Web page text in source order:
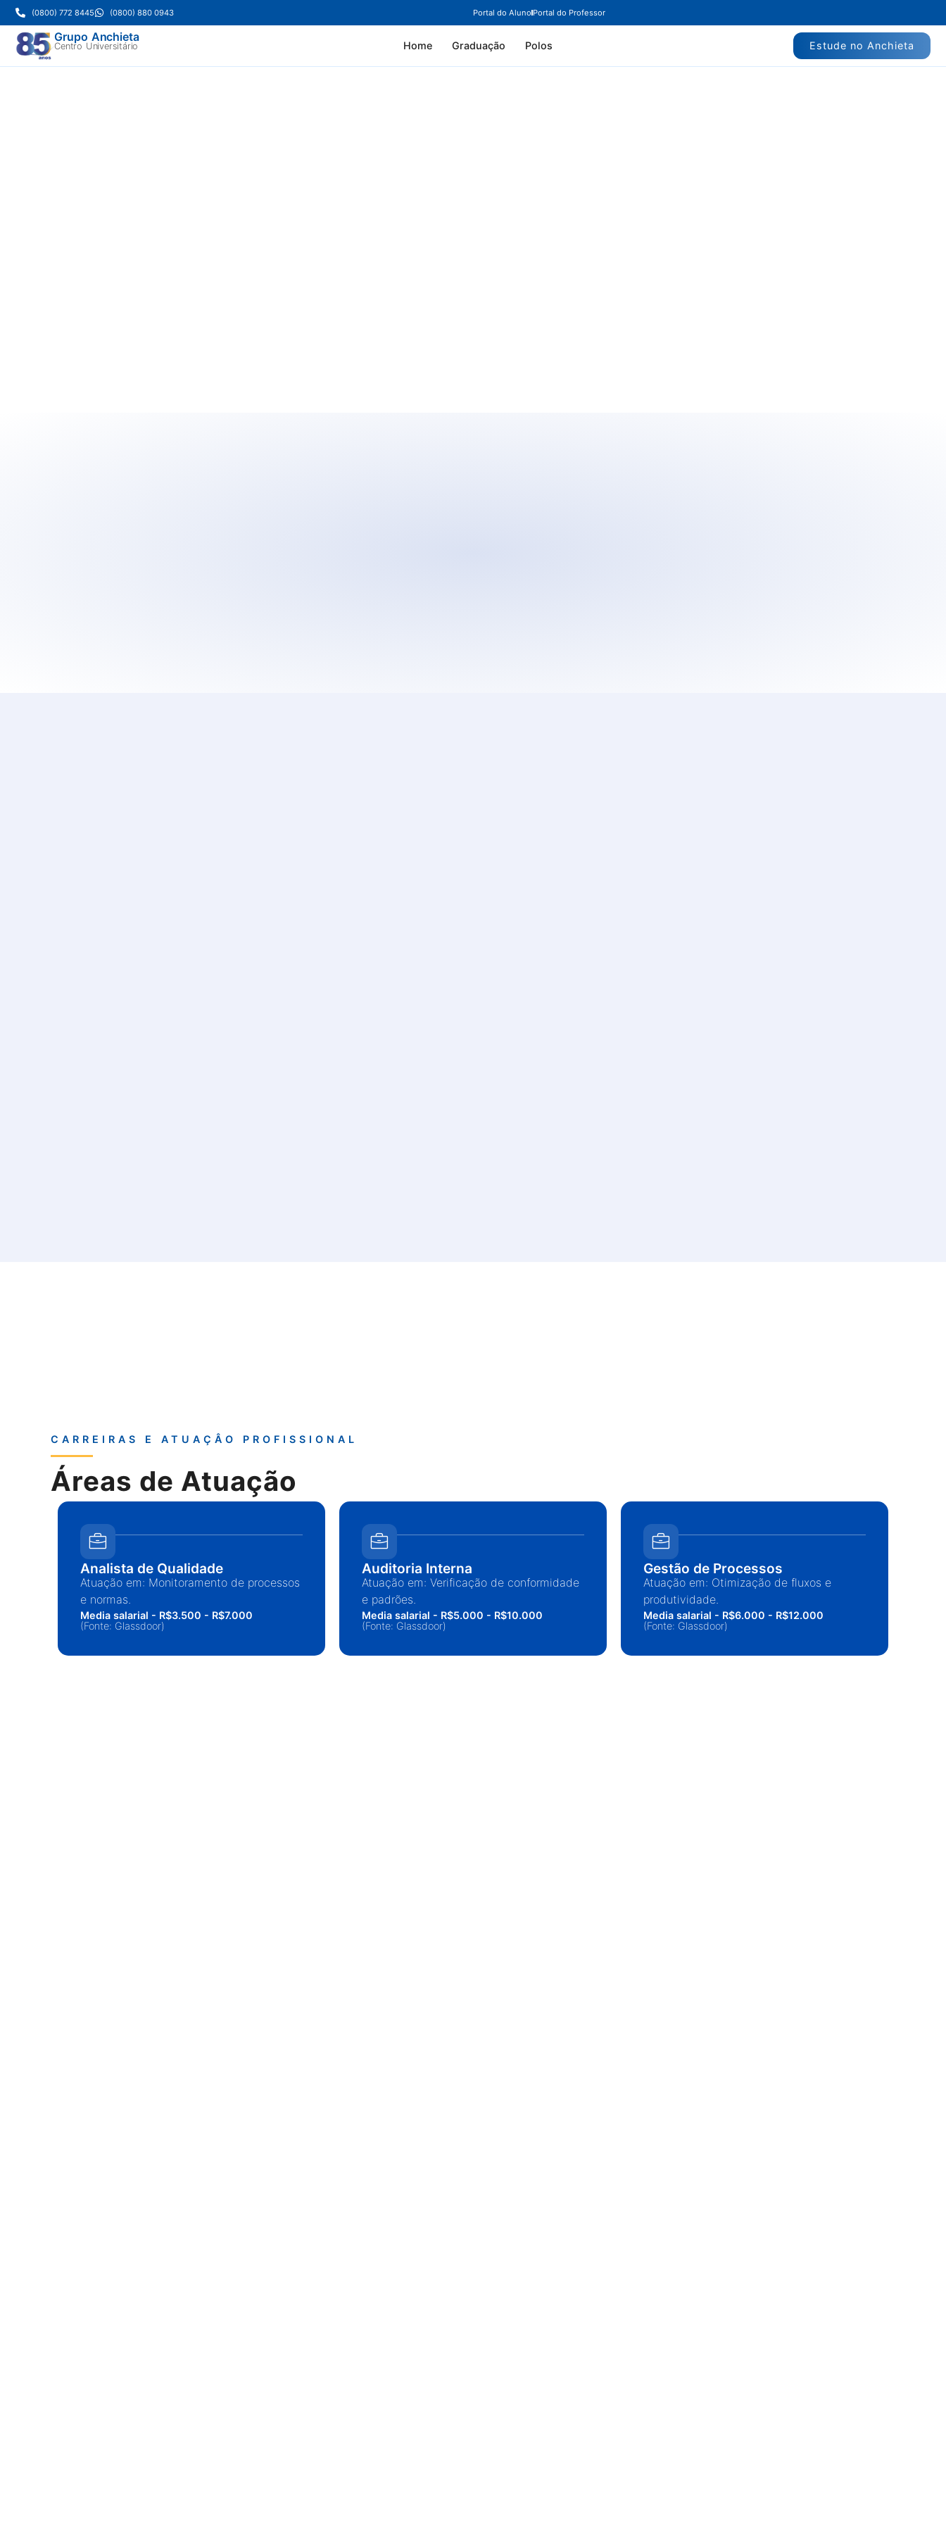
(0800) 772 8445 (0800) 880 0943 Portal do Aluno Portal do Professor
Grupo Anchieta
Centro Universitário Home Graduação Polos Estude no Anchieta
CARREIRAS E ATUAÇÂO PROFISSIONAL
Áreas de Atuação
Analista de Qualidade
Atuação em: Monitoramento de processos
e normas.
Media salarial - R$3.500 - R$7.000
(Fonte: Glassdoor)
Auditoria Interna
Atuação em: Verificação de conformidade
e padrões.
Media salarial - R$5.000 - R$10.000
(Fonte: Glassdoor)
Gestão de Processos
Atuação em: Otimização de fluxos e
produtividade.
Media salarial - R$6.000 - R$12.000
(Fonte: Glassdoor)